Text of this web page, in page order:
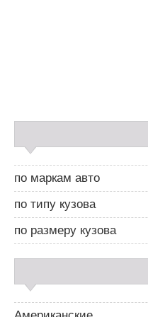
д
б
а
р
2
по маркам авто
по типу кузова
по размеру кузова